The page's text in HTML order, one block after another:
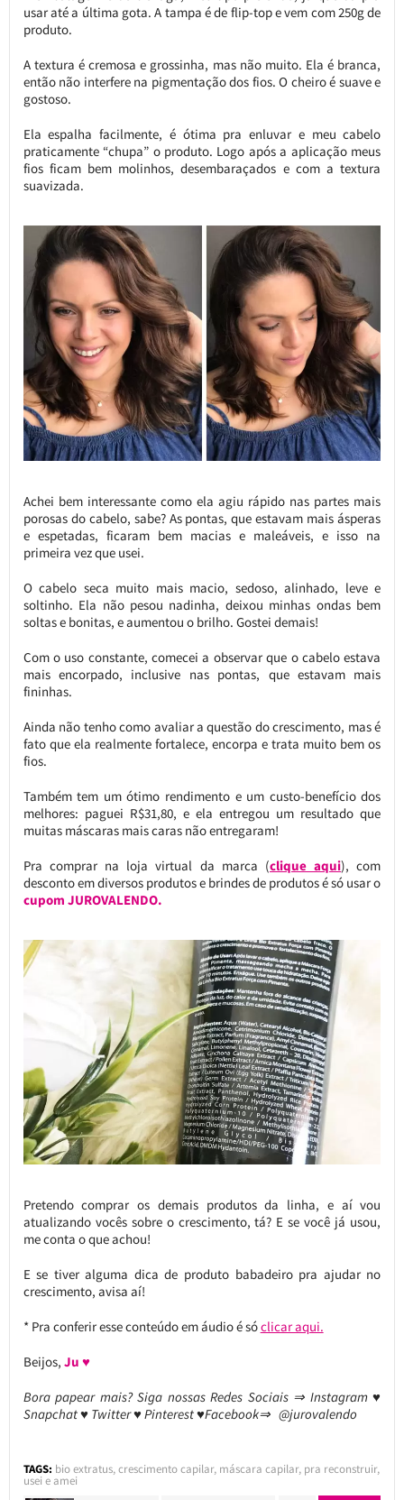
usar até a última gota. A tampa é de flip-top e vem com 250g de
produto.
A textura é cremosa e grossinha, mas não muito. Ela é branca,
então não interfere na pigmentação dos fios. O cheiro é suave e
gostoso.
Ela espalha facilmente, é ótima pra enluvar e meu cabelo
praticamente “chupa” o produto. Logo após a aplicação meus
fios ficam bem molinhos, desembaraçados e com a textura
suavizada.
Achei bem interessante como ela agiu rápido nas partes mais
porosas do cabelo, sabe? As pontas, que estavam mais ásperas
e espetadas, ficaram bem macias e maleáveis, e isso na
primeira vez que usei.
O cabelo seca muito mais macio, sedoso, alinhado, leve e
soltinho. Ela não pesou nadinha, deixou minhas ondas bem
soltas e bonitas, e aumentou o brilho. Gostei demais!
Com o uso constante, comecei a observar que o cabelo estava
mais encorpado, inclusive nas pontas, que estavam mais
fininhas.
Ainda não tenho como avaliar a questão do crescimento, mas é
fato que ela realmente fortalece, encorpa e trata muito bem os
fios.
Também tem um ótimo rendimento e um custo-benefício dos
melhores: paguei R$31,80, e ela entregou um resultado que
muitas máscaras mais caras não entregaram!
Pra comprar na loja virtual da marca (clique aqui), com
desconto em diversos produtos e brindes de produtos é só usar o
cupom JUROVALENDO.
Pretendo comprar os demais produtos da linha, e aí vou
atualizando vocês sobre o crescimento, tá? E se você já usou,
me conta o que achou!
E se tiver alguma dica de produto babadeiro pra ajudar no
crescimento, avisa aí!
* Pra conferir esse conteúdo em áudio é sóclicar aqui.
Beijos, Ju ♥
Bora papear mais? Siga nossas Redes Sociais ⇒ Instagram ♥
Snapchat ♥ Twitter ♥ Pinterest ♥Facebook⇒ @jurovalendo
TAGS: bio extratus,crescimento capilar, máscara capilar, pra reconstruir,
usei e amei